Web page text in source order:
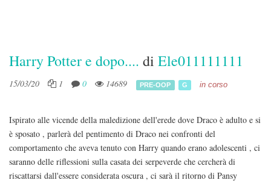
Harry Potter e dopo.... di Ele011111111
15/03/20 1 0 14689 PRE-OOP G in corso
Ispirato alle vicende della maledizione dell'erede dove Draco è adulto e si
è sposato , parlerà del pentimento di Draco nei confronti del
comportamento che aveva tenuto con Harry quando erano adolescenti , ci
saranno delle riflessioni sulla casata dei serpeverde che cercherà di
riscattarsi dall'essere considerata oscura , ci sarà il ritorno di Pansy